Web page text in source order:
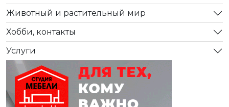
Животный и растительный мир
Хобби, контакты
Услуги